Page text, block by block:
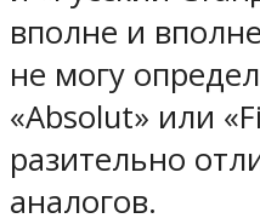
вполне и
не могу
«Absolut» или
разительно
аналогов.